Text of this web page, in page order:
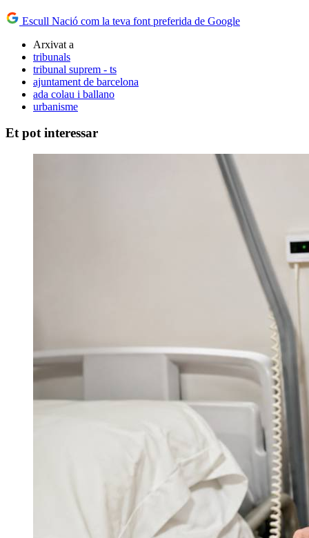
Escull Nació com la teva font preferida de Google
Arxivat a
tribunals
tribunal suprem - ts
ajuntament de barcelona
ada colau i ballano
urbanisme
Et pot interessar